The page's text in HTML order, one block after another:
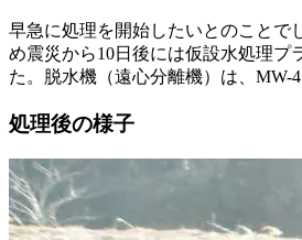
早急に処理を開始したいとのことで
め震災から10日後には仮設水処理プ
た。脱水機（遠心分離機）は、MW-4
処理後の様子